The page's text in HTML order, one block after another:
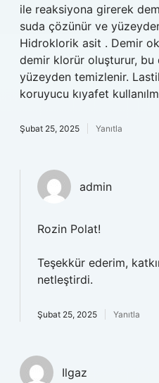
ile reaksiyona girerek
suda çözünür ve
Hidroklorik asit . Demir
demir klorür oluşturur, bu
yüzeyden temizlenir.
koruyucu kıyafet
Şubat 25, 2025 Yanıtla
admin
Rozin Polat!
Teşekkür ederim,
netleştirdi.
Şubat 25, 2025 Yanıtla
Ilgaz